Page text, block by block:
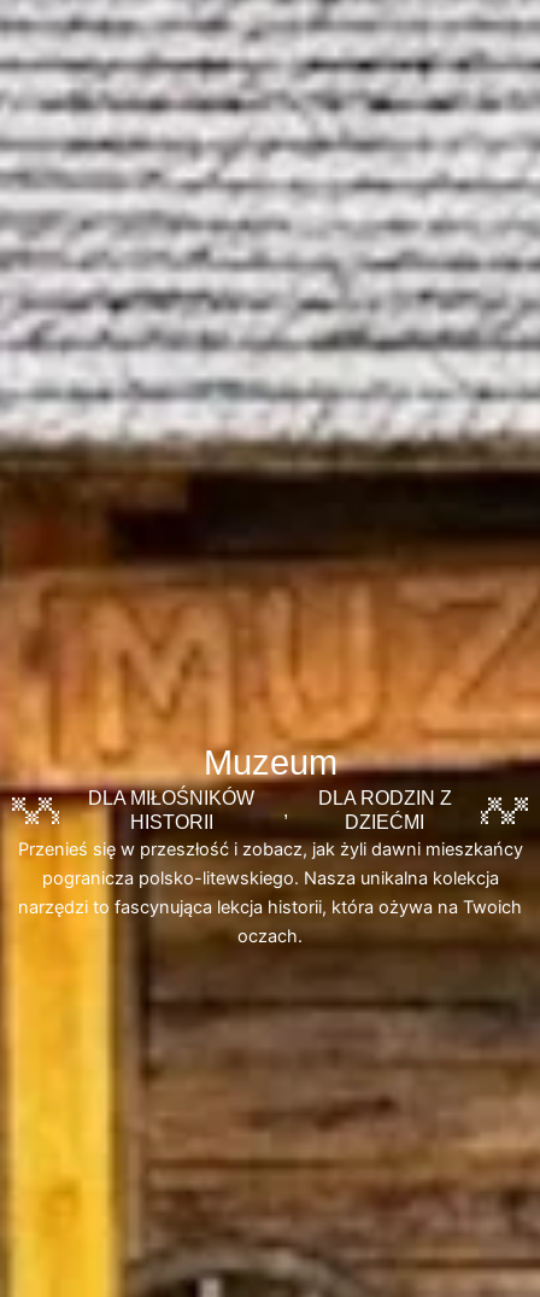
Muzeum
DLA MIŁOŚNIKÓW
HISTORII
,
DLA RODZIN Z
DZIEĆMI
Przenieś się w przeszłość i zobacz, jak żyli dawni mieszkańcy
pogranicza polsko-litewskiego. Nasza unikalna kolekcja
narzędzi to fascynująca lekcja historii, która ożywa na Twoich
oczach.